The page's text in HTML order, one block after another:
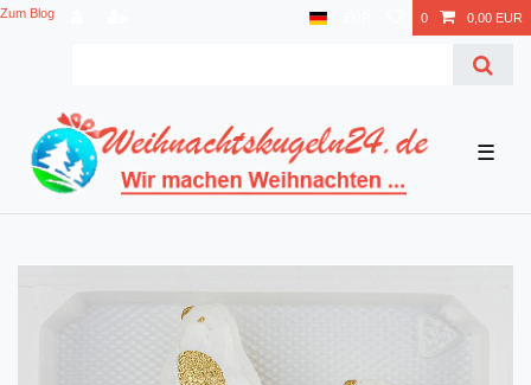
Zum Blog 0 0,00 EUR
☰